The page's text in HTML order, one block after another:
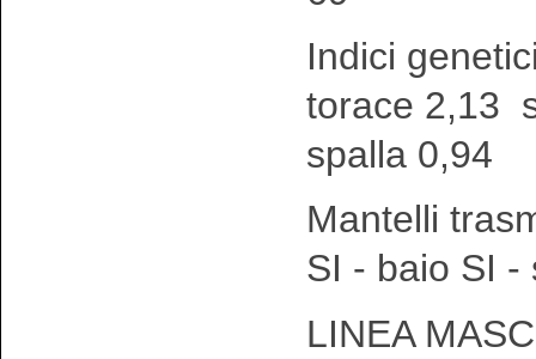
Indici
torace 2,13
spalla 0,94
Mantelli
SI - baio SI -
LINEA